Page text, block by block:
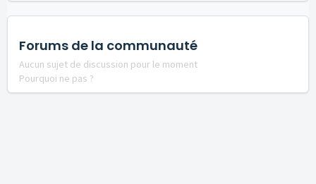
Forums de la communauté
Aucun sujet de discussion pour le moment
Pourquoi ne pas ?